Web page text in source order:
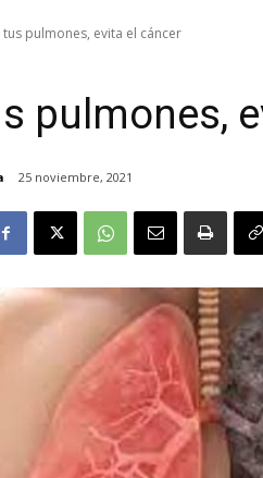
tus pulmones, evita el cáncer
pulmones,
25 noviembre, 2021